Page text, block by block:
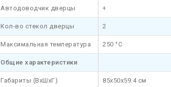
Автодоводчик дверцы +
Кол-во стекол дверцы 2
Максимальная температура 250 °C
Общие характеристики
Габариты (ВхШхГ) 85x50x59.4 см